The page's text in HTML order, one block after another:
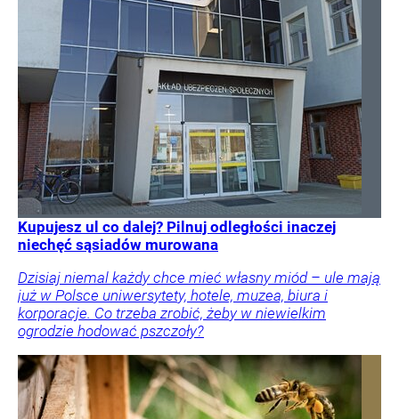
Kupujesz ul co dalej? Pilnuj odległości inaczej
niechęć sąsiadów murowana
Dzisiaj niemal każdy chce mieć własny miód – ule mają
już w Polsce uniwersytety, hotele, muzea, biura i
korporacje. Co trzeba zrobić, żeby w niewielkim
ogrodzie hodować pszczoły?